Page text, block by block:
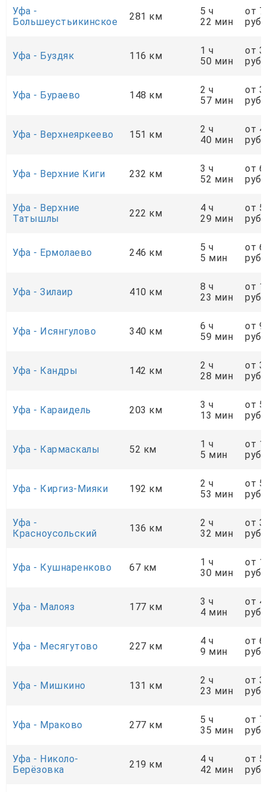
Уфа -
Большеустьикинское
281 км
5 ч
22 мин
от
руб.
Уфа - Буздяк 116 км
1 ч
50 мин
от
руб.
Уфа - Бураево 148 км
2 ч
57 мин
от
руб.
Уфа - Верхнеяркеево 151 км
2 ч
40 мин
от
руб.
Уфа - Верхние Киги 232 км
3 ч
52 мин
от
руб.
Уфа - Верхние
Татышлы
222 км
4 ч
29 мин
от
руб.
Уфа - Ермолаево 246 км
5 ч
5 мин
от
руб.
Уфа - Зилаир 410 км
8 ч
23 мин
от
руб.
Уфа - Исянгулово 340 км
6 ч
59 мин
от
руб.
Уфа - Кандры 142 км
2 ч
28 мин
от
руб.
Уфа - Караидель 203 км
3 ч
13 мин
от
руб.
Уфа - Кармаскалы 52 км
1 ч
5 мин
от
руб.
Уфа - Киргиз-Мияки 192 км
2 ч
53 мин
от
руб.
Уфа -
Красноусольский
136 км
2 ч
32 мин
от
руб.
Уфа - Кушнаренково 67 км
1 ч
30 мин
от
руб.
Уфа - Малояз 177 км
3 ч
4 мин
от
руб.
Уфа - Месягутово 227 км
4 ч
9 мин
от
руб.
Уфа - Мишкино 131 км
2 ч
23 мин
от
руб.
Уфа - Мраково 277 км
5 ч
35 мин
от
руб.
Уфа - Николо-
Берёзовка
219 км
4 ч
42 мин
от
руб.